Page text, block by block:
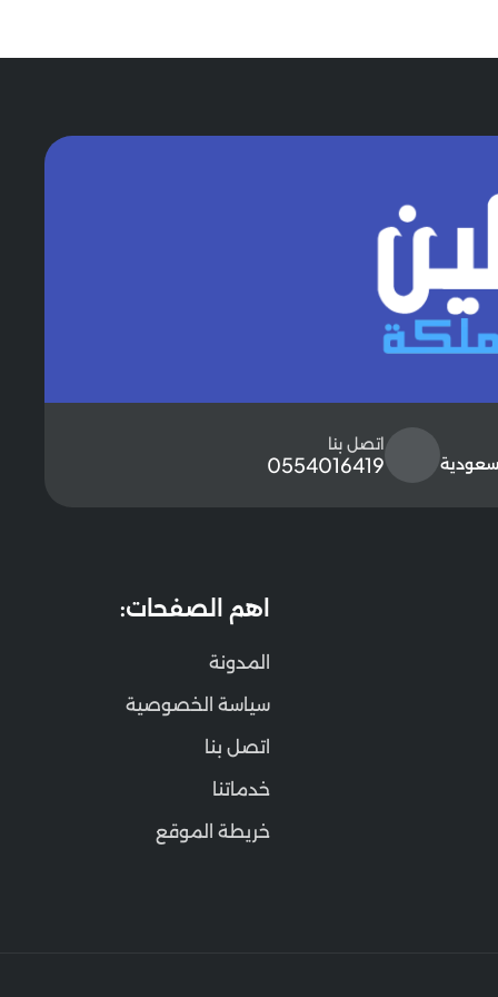
اتصل بنا
0554016419
اهم الصفحات:
المدونة
سياسة الخصوصية
اتصل بنا
خدماتنا
خريطة الموقع